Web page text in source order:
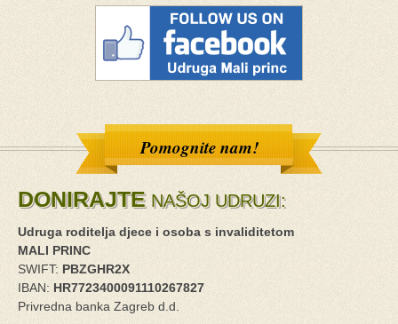
Pomognite nam!
DONIRAJTE NAŠOJ UDRUZI:
Udruga roditelja djece i osoba s invaliditetom
MALI PRINC
SWIFT: PBZGHR2X
IBAN: HR7723400091110267827
Privredna banka Zagreb d.d.